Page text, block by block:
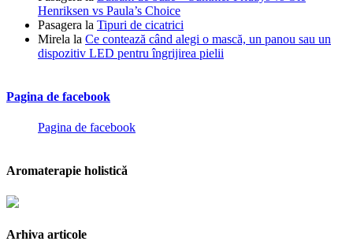
Henriksen vs Paula’s Choice
Pasagera la Tipuri de cicatrici
Mirela la Ce contează când alegi o mască, un panou sau un
dispozitiv LED pentru îngrijirea pielii
Pagina de facebook
Pagina de facebook
Aromaterapie holistică
Arhiva articole